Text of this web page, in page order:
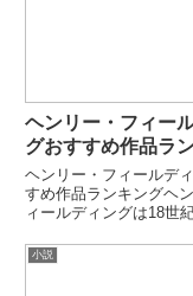
ヘンリー・フィー
グおすすめ作品ラ
ヘンリー・フィールデ
すめ作品ランキングヘ
ィールディングは18世
「英語小説の父」の一
小説